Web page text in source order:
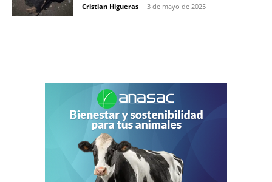
Cristian Higueras - 3 de mayo de 2025